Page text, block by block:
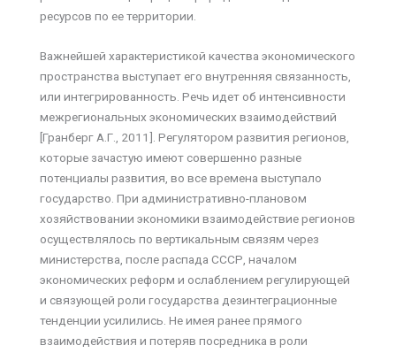
ресурсов по ее территории.
Важнейшей характеристикой качества экономического
пространства выступает его внутренняя связанность,
или интегрированность. Речь идет об интенсивности
межрегиональных экономических взаимодействий
[Гранберг А.Г., 2011]. Регулятором развития регионов,
которые зачастую имеют совершенно разные
потенциалы развития, во все времена выступало
государство. При административно-плановом
хозяйствовании экономики взаимодействие регионов
осуществлялось по вертикальным связям через
министерства, после распада СССР, началом
экономических реформ и ослаблением регулирующей
и связующей роли государства дезинтеграционные
тенденции усилились. Не имея ранее прямого
взаимодействия и потеряв посредника в роли